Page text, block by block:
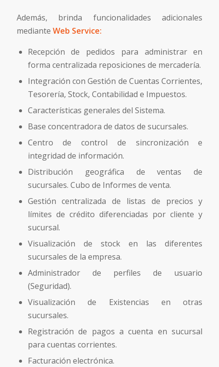
Además, brinda funcionalidades adicionales
mediante Web Service:
Recepción de pedidos para administrar en
forma centralizada reposiciones de mercadería.
Integración con Gestión de Cuentas Corrientes,
Tesorería, Stock, Contabilidad e Impuestos.
Características generales del Sistema.
Base concentradora de datos de sucursales.
Centro de control de sincronización e
integridad de información.
Distribución geográfica de ventas de
sucursales. Cubo de Informes de venta.
Gestión centralizada de listas de precios y
límites de crédito diferenciadas por cliente y
sucursal.
Visualización de stock en las diferentes
sucursales de la empresa.
Administrador de perfiles de usuario
(Seguridad).
Visualización de Existencias en otras
sucursales.
Registración de pagos a cuenta en sucursal
para cuentas corrientes.
Facturación electrónica.